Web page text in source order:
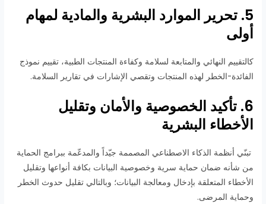
5. تحرير الموارد البشرية والمادية لمهام
أولى
كالتقييم النهائي والمتابعة لسلامة وكفاءة المنتجات الطبية، تقييم نموذج
الفائدة-الخطر لهذه المنتجات وتقصي الإشارات في تقارير السلامة.
6. تأكيد الخصوصية والأمان وتقليل
الأخطاء البشرية
تبنّي أنظمة الذكاء الاصطناعي المصممة جيّداً والمدعّمة ببرامج الحماية
من شأنه ضمان حماية سرية وخصوصية البيانات بكافة أنواعها وتقليل
الأخطاء المتعلقة بإدخال ومعالجة البيانات؛ وبالتالي تقليل حدوث الخطر
وحماية المرضى.